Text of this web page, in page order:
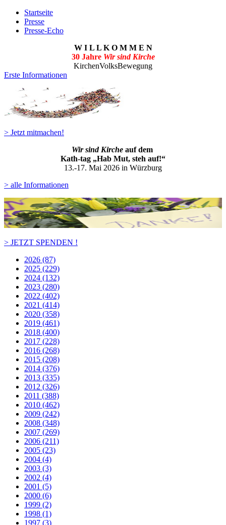
Startseite
Presse
Presse-Echo
W I L L K O M M E N
30 Jahre Wir sind Kirche
KirchenVolksBewegung
Erste Informationen
> Jetzt mitmachen!
Wir sind Kirche auf dem
Kath-tag „Hab Mut, steh auf!“
13.-17. Mai 2026 in Würzburg
> alle Informationen
> JETZT SPENDEN !
2026 (87)
2025 (229)
2024 (132)
2023 (280)
2022 (402)
2021 (414)
2020 (358)
2019 (461)
2018 (400)
2017 (228)
2016 (268)
2015 (208)
2014 (376)
2013 (335)
2012 (326)
2011 (388)
2010 (462)
2009 (242)
2008 (348)
2007 (269)
2006 (211)
2005 (23)
2004 (4)
2003 (3)
2002 (4)
2001 (5)
2000 (6)
1999 (2)
1998 (1)
1997 (3)